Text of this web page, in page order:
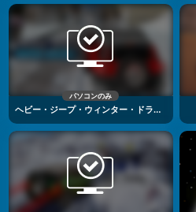
パソコンのみ
ヘビー・ジープ・ウィンター・ドライビング